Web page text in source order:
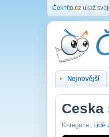
Čeknito.cz ukaž
Nejnovější
Ceska
Kategorie: Lidé